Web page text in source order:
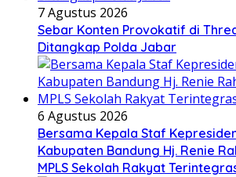
7 Agustus 2026
Sebar Konten Provokatif di
Ditangkap Polda Jabar
6 Agustus 2026
Bersama Kepala Staf
Kabupaten Bandung Hj. Renie
MPLS Sekolah Rakyat